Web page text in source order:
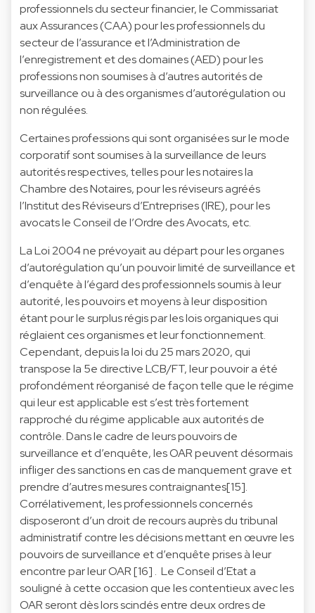
professionnels du secteur financier, le Commissariat
aux Assurances (CAA) pour les professionnels du
secteur de l’assurance et l’Administration de
l’enregistrement et des domaines (AED) pour les
professions non soumises à d’autres autorités de
surveillance ou à des organismes d’autorégulation ou
non régulées.
Certaines professions qui sont organisées sur le mode
corporatif sont soumises à la surveillance de leurs
autorités respectives, telles pour les notaires la
Chambre des Notaires, pour les réviseurs agréés
l’Institut des Réviseurs d’Entreprises (IRE), pour les
avocats le Conseil de l’Ordre des Avocats, etc.
La Loi 2004 ne prévoyait au départ pour les organes
d’autorégulation qu’un pouvoir limité de surveillance et
d’enquête à l’égard des professionnels soumis à leur
autorité, les pouvoirs et moyens à leur disposition
étant pour le surplus régis par les lois organiques qui
réglaient ces organismes et leur fonctionnement.
Cependant, depuis la loi du 25 mars 2020, qui
transpose la 5e directive LCB/FT, leur pouvoir a été
profondément réorganisé de façon telle que le régime
qui leur est applicable est s’est très fortement
rapproché du régime applicable aux autorités de
contrôle. Dans le cadre de leurs pouvoirs de
surveillance et d’enquête, les OAR peuvent désormais
infliger des sanctions en cas de manquement grave et
prendre d’autres mesures contraignantes[15].
Corrélativement, les professionnels concernés
disposeront d’un droit de recours auprès du tribunal
administratif contre les décisions mettant en œuvre les
pouvoirs de surveillance et d’enquête prises à leur
encontre par leur OAR [16] . Le Conseil d’Etat a
souligné à cette occasion que les contentieux avec les
OAR seront dès lors scindés entre deux ordres de